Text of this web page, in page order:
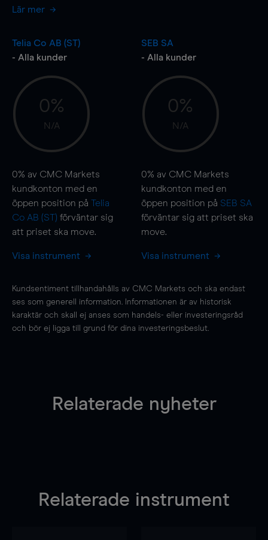
Lär mer
Telia Co AB (ST)
- Alla kunder
0%
N/A
0% av CMC Markets
kundkonton med en
öppen position på Telia
Co AB (ST) förväntar sig
att priset ska move.
Visa instrument
SEB SA
- Alla kunder
0%
N/A
0% av CMC Markets
kundkonton med en
öppen position på SEB SA
förväntar sig att priset ska
move.
Visa instrument
Kundsentiment tillhandahålls av CMC Markets och ska endast
ses som generell information. Informationen är av historisk
karaktär och skall ej anses som handels- eller investeringsråd
och bör ej ligga till grund för dina investeringsbeslut.
Relaterade nyheter
Relaterade instrument